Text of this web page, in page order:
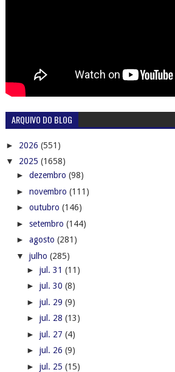
ARQUIVO DO BLOG
► 2026 (551)
▼ 2025 (1658)
► dezembro (98)
► novembro (111)
► outubro (146)
► setembro (144)
► agosto (281)
▼ julho (285)
► jul. 31 (11)
► jul. 30 (8)
► jul. 29 (9)
► jul. 28 (13)
► jul. 27 (4)
► jul. 26 (9)
► jul. 25 (15)